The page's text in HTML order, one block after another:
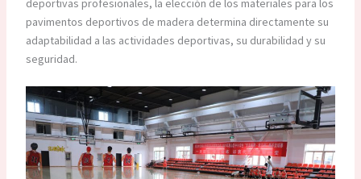
deportivas profesionales, la elección de los materiales para los
pavimentos deportivos de madera determina directamente su
adaptabilidad a las actividades deportivas, su durabilidad y su
seguridad.